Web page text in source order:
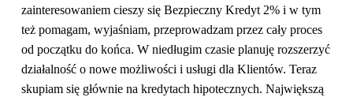
zainteresowaniem cieszy się Bezpieczny Kredyt 2% i w tym
też pomagam, wyjaśniam, przeprowadzam przez cały proces
od początku do końca. W niedługim czasie planuję rozszerzyć
działalność o nowe możliwości i usługi dla Klientów. Teraz
skupiam się głównie na kredytach hipotecznych. Największą